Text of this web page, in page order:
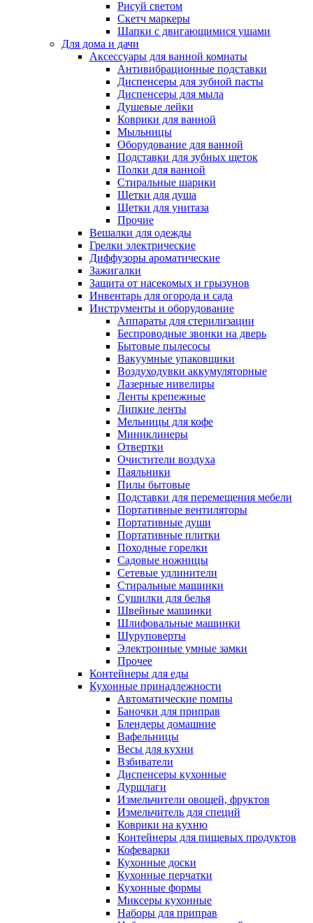
Рисуй светом
Скетч маркеры
Шапки с двигающимися ушами
Для дома и дачи
Аксессуары для ванной комнаты
Антивибрационные подставки
Диспенсеры для зубной пасты
Диспенсеры для мыла
Душевые лейки
Коврики для ванной
Мыльницы
Оборудование для ванной
Подставки для зубных щеток
Полки для ванной
Стиральные шарики
Щетки для душа
Щетки для унитаза
Прочие
Вешалки для одежды
Грелки электрические
Диффузоры ароматические
Зажигалки
Защита от насекомых и грызунов
Инвентарь для огорода и сада
Инструменты и оборудование
Аппараты для стерилизации
Беспроводные звонки на дверь
Бытовые пылесосы
Вакуумные упаковщики
Воздуходувки аккумуляторные
Лазерные нивелиры
Ленты крепежные
Липкие ленты
Мельницы для кофе
Миниклинеры
Отвертки
Очистители воздуха
Паяльники
Пилы бытовые
Подставки для перемещения мебели
Портативные вентиляторы
Портативные души
Портативные плитки
Походные горелки
Садовые ножницы
Сетевые удлинители
Стиральные машинки
Сушилки для белья
Швейные машинки
Шлифовальные машинки
Шуруповерты
Электронные умные замки
Прочее
Контейнеры для еды
Кухонные принадлежности
Автоматические помпы
Баночки для приправ
Блендеры домашние
Вафельницы
Весы для кухни
Взбиватели
Диспенсеры кухонные
Дуршлаги
Измельчители овощей, фруктов
Измельчитель для специй
Коврики на кухню
Контейнеры для пищевых продуктов
Кофеварки
Кухонные доски
Кухонные перчатки
Кухонные формы
Миксеры кухонные
Наборы для приправ